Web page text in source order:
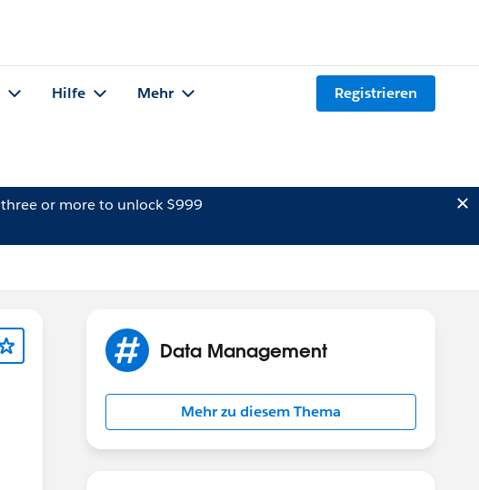
Hilfe Mehr Registrieren
three or more to unlock $999
Data Management
Mehr zu diesem Thema